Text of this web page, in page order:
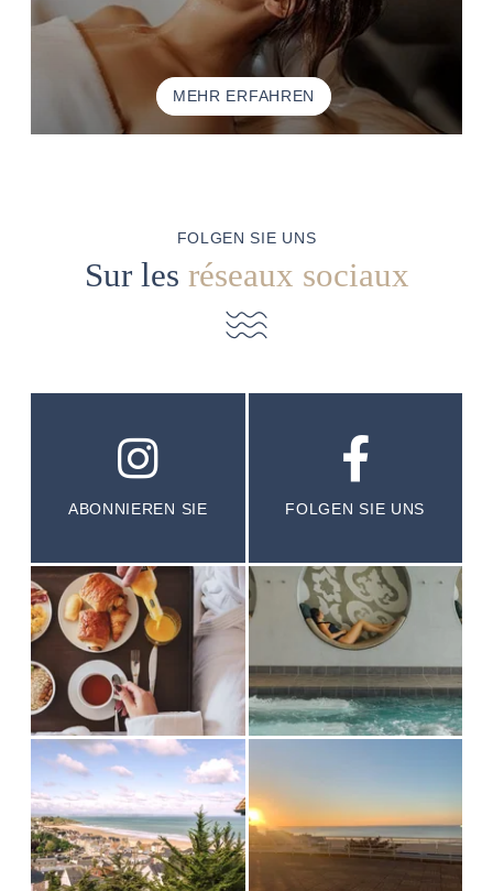
MEHR ERFAHREN
FOLGEN SIE UNS
Sur les réseaux sociaux
ABONNIEREN SIE FOLGEN SIE UNS